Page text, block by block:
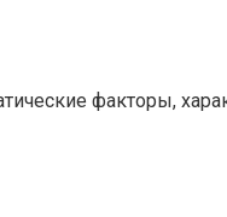
факторы,